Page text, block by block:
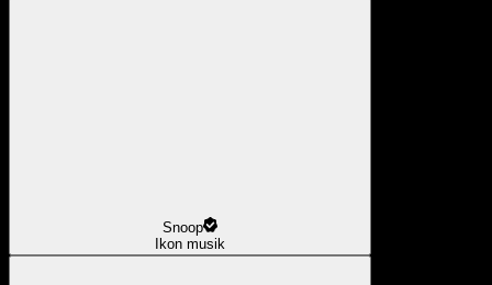
Snoop
Ikon musik